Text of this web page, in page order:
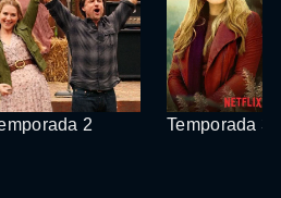
2 Temporada 3